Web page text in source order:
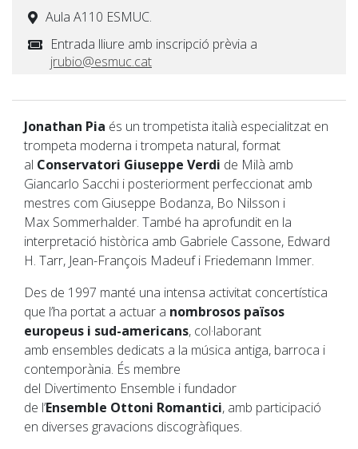
Aula A110 ESMUC.
Entrada lliure amb inscripció prèvia a
jrubio@esmuc.cat
Jonathan Pia és un trompetista italià especialitzat en
trompeta moderna i trompeta natural, format
al Conservatori Giuseppe Verdi de Milà amb
Giancarlo Sacchi i posteriorment perfeccionat amb
mestres com Giuseppe Bodanza, Bo Nilsson i
Max Sommerhalder. També ha aprofundit en la
interpretació històrica amb Gabriele Cassone, Edward
H. Tarr, Jean-François Madeuf i Friedemann Immer.
Des de 1997 manté una intensa activitat concertística
que l’ha portat a actuar a nombrosos països
europeus i sud-americans, col·laborant
amb ensembles dedicats a la música antiga, barroca i
contemporània. És membre
del Divertimento Ensemble i fundador
de l’Ensemble Ottoni Romantici, amb participació
en diverses gravacions discogràfiques.